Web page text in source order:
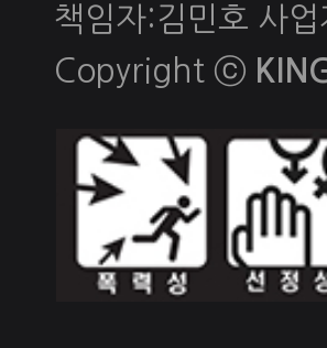
책임자:김민호 사
Copyright ⓒ